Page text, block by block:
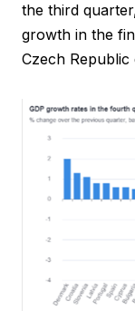
the third
growth in the
Czech